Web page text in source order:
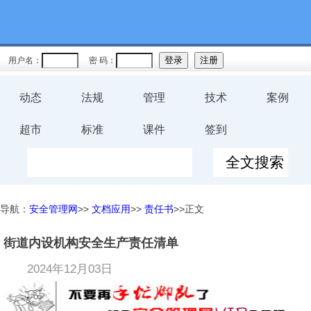
用户名： 密 码：
动态 法规 管理 技术 案例
超市 标准 课件 签到
导航： 安全管理网>> 文档应用>> 责任书>>正文
街道内设机构安全生产责任清单
2024年12月03日